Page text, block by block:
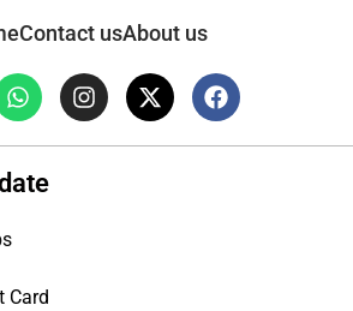
Contact usAbout us
Card